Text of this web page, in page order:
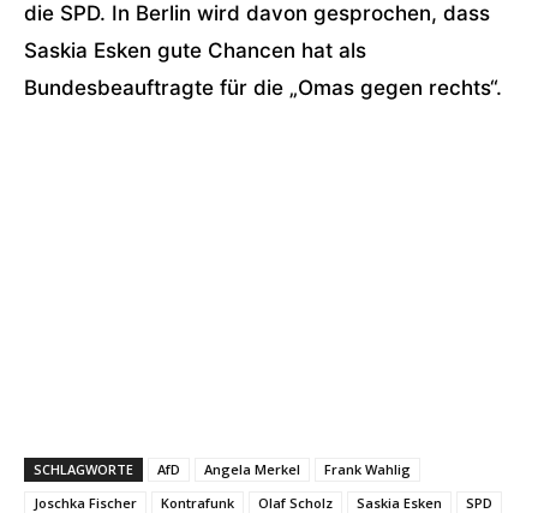
die SPD. In Berlin wird davon gesprochen, dass
Saskia Esken gute Chancen hat als
Bundesbeauftragte für die „Omas gegen rechts“.
SCHLAGWORTE AfD Angela Merkel
Frank Wahlig
Joschka Fischer
Kontrafunk Olaf Scholz Saskia Esken
SPD